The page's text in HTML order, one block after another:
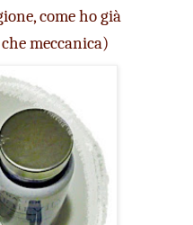
come ho già
meccanica)